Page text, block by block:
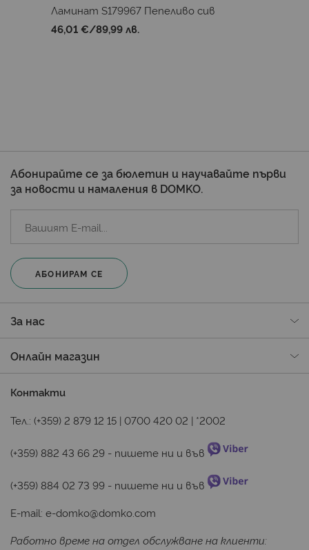
Ламинат S179967 Пепеливо сив
46,01 €/89,99 лв.
Абонирайте се за бюлетин и научавайте първи
за новости и намаления в DOMKO.
АБОНИРАМ СЕ
За нас
Онлайн магазин
Контакти
Тел.: (+359) 2 879 12 15 | 0700 420 02 | *2002
(+359) 882 43 66 29 - пишете ни и във
(+359) 884 02 73 99 - пишете ни и във
E-mail: e-domko@domko.com
Работно време на отдел обслужване на клиенти: